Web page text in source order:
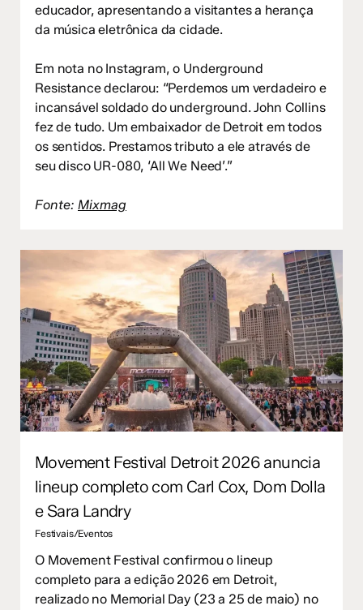
educador, apresentando a visitantes a herança
da música eletrônica da cidade.
Em nota no Instagram, o Underground
Resistance declarou: “Perdemos um verdadeiro e
incansável soldado do underground. John Collins
fez de tudo. Um embaixador de Detroit em todos
os sentidos. Prestamos tributo a ele através de
seu disco UR-080, ‘All We Need’.”
Fonte: Mixmag
Movement Festival Detroit 2026 anuncia
lineup completo com Carl Cox, Dom Dolla
e Sara Landry
Festivais/Eventos
O Movement Festival confirmou o lineup
completo para a edição 2026 em Detroit,
realizado no Memorial Day (23 a 25 de maio) no